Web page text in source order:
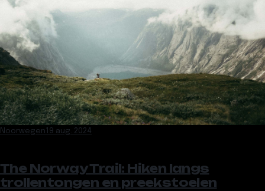
Noorwegen 19 aug. 2024
The Norway Trail: Hiken langs
trollentongen en preekstoelen